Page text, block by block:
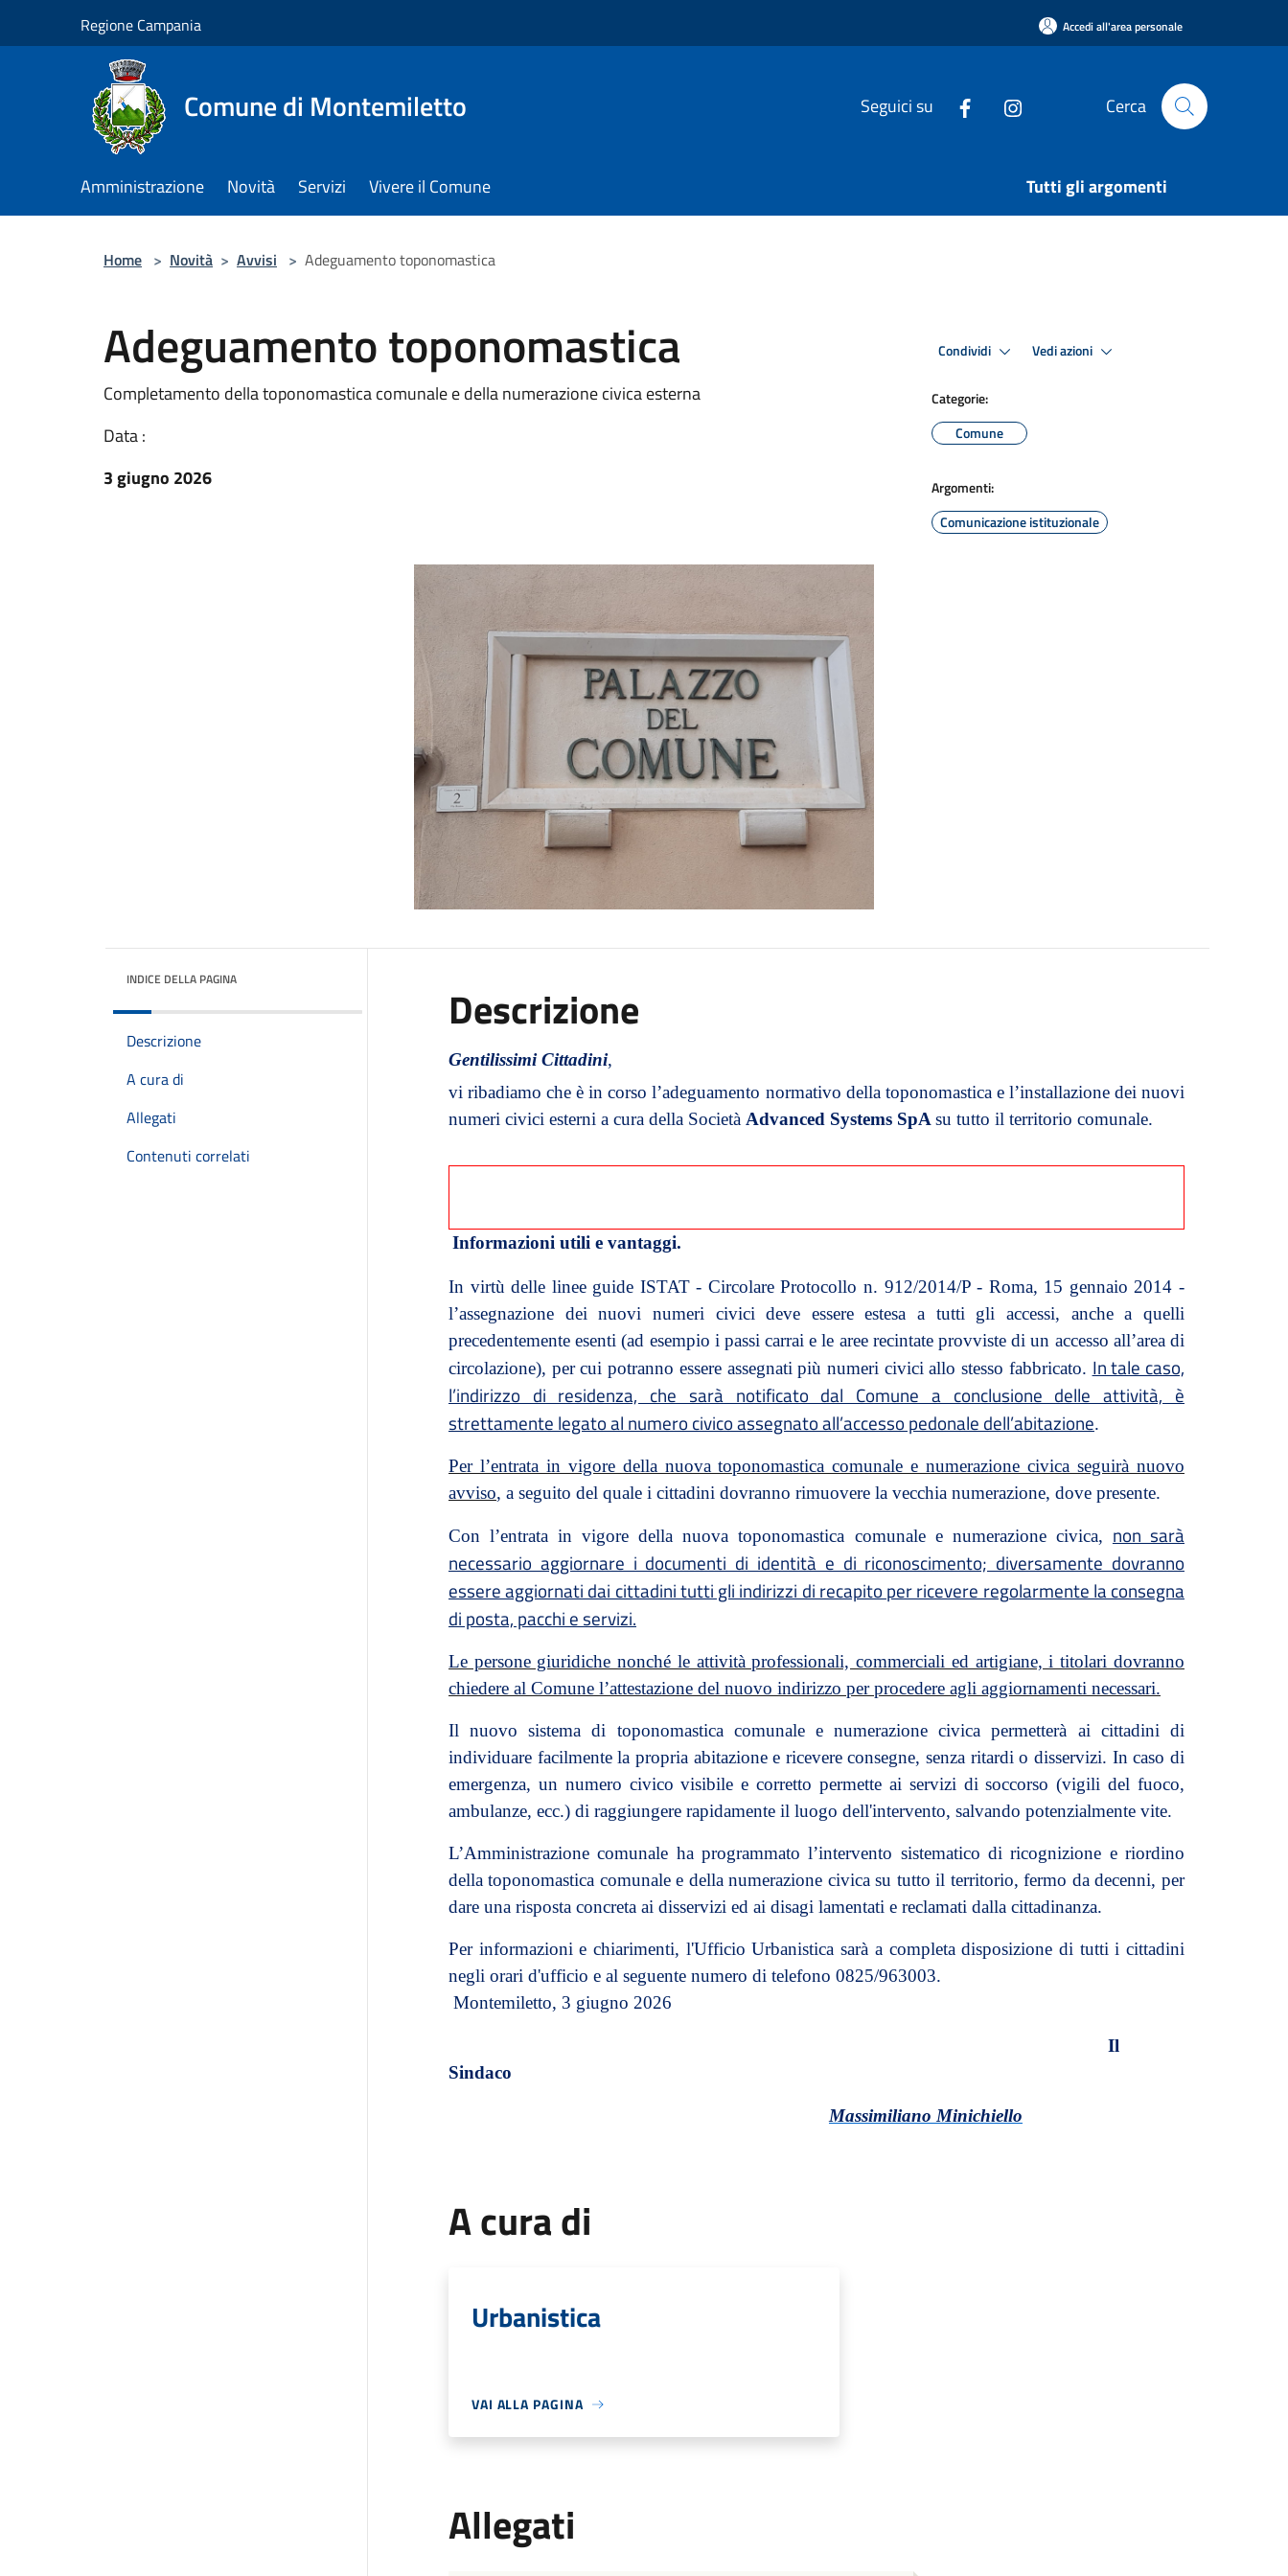
Regione Campania Accedi all'area personale
Comune di Montemiletto Seguici su Cerca
Amministrazione Novità Servizi Vivere il Comune Tutti gli argomenti
Home > Novità > Avvisi > Adeguamento toponomastica
Adeguamento toponomastica
Completamento della toponomastica comunale e della numerazione civica esterna
Data :
3 giugno 2026
Condividi Vedi azioni
Categorie:
Comune
Argomenti:
Comunicazione istituzionale
INDICE DELLA PAGINA
Descrizione
A cura di
Allegati
Contenuti correlati
Descrizione
Gentilissimi Cittadini,
vi ribadiamo che è in corso l’adeguamento normativo della toponomastica e l’installazione dei nuovi
numeri civici esterni a cura della Società Advanced Systems SpA su tutto il territorio comunale.
Informazioni utili e vantaggi.
In virtù delle linee guide ISTAT - Circolare Protocollo n. 912/2014/P - Roma, 15 gennaio 2014 -
l’assegnazione dei nuovi numeri civici deve essere estesa a tutti gli accessi, anche a quelli
precedentemente esenti (ad esempio i passi carrai e le aree recintate provviste di un accesso all’area di
circolazione), per cui potranno essere assegnati più numeri civici allo stesso fabbricato. In tale caso,
l’indirizzo di residenza, che sarà notificato dal Comune a conclusione delle attività, è
strettamente legato al numero civico assegnato all’accesso pedonale dell’abitazione.
Per l’entrata in vigore della nuova toponomastica comunale e numerazione civica seguirà nuovo
avviso, a seguito del quale i cittadini dovranno rimuovere la vecchia numerazione, dove presente.
Con l’entrata in vigore della nuova toponomastica comunale e numerazione civica, non sarà
necessario aggiornare i documenti di identità e di riconoscimento; diversamente dovranno
essere aggiornati dai cittadini tutti gli indirizzi di recapito per ricevere regolarmente la consegna
di posta, pacchi e servizi.
Le persone giuridiche nonché le attività professionali, commerciali ed artigiane, i titolari dovranno
chiedere al Comune l’attestazione del nuovo indirizzo per procedere agli aggiornamenti necessari.
Il nuovo sistema di toponomastica comunale e numerazione civica permetterà ai cittadini di
individuare facilmente la propria abitazione e ricevere consegne, senza ritardi o disservizi. In caso di
emergenza, un numero civico visibile e corretto permette ai servizi di soccorso (vigili del fuoco,
ambulanze, ecc.) di raggiungere rapidamente il luogo dell'intervento, salvando potenzialmente vite.
L’Amministrazione comunale ha programmato l’intervento sistematico di ricognizione e riordino
della toponomastica comunale e della numerazione civica su tutto il territorio, fermo da decenni, per
dare una risposta concreta ai disservizi ed ai disagi lamentati e reclamati dalla cittadinanza.
Per informazioni e chiarimenti, l'Ufficio Urbanistica sarà a completa disposizione di tutti i cittadini
negli orari d'ufficio e al seguente numero di telefono 0825/963003.
Montemiletto, 3 giugno 2026
Il
Sindaco
Massimiliano Minichiello
A cura di
Urbanistica
VAI ALLA PAGINA
Allegati